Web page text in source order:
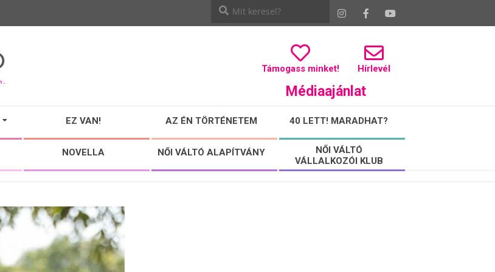
Támogass minket! Hírlevél
Médiaajánlat
EZ VAN! AZ ÉN TÖRTÉNETEM 40 LETT! MARADHAT?
NOVELLA NŐI VÁLTÓ ALAPÍTVÁNY
NŐI VÁLTÓ
VÁLLALKOZÓI KLUB